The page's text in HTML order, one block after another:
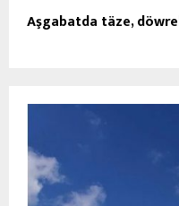
Aşgabatda täze,